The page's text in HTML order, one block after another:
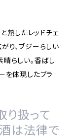
熟したレッドチェ
り、ブジーらしい
らしい。香ばし
を体現したブラ
り扱って
は法律で